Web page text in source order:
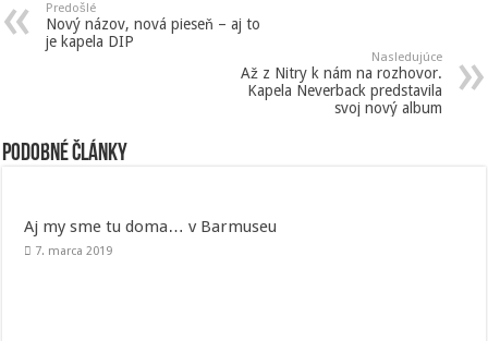
Predošlé
Nový názov, nová pieseň – aj to
je kapela DIP
Nasledujúce
Až z Nitry k nám na rozhovor.
Kapela Neverback predstavila
svoj nový album
Podobné články
Aj my sme tu doma… v Barmuseu
7. marca 2019